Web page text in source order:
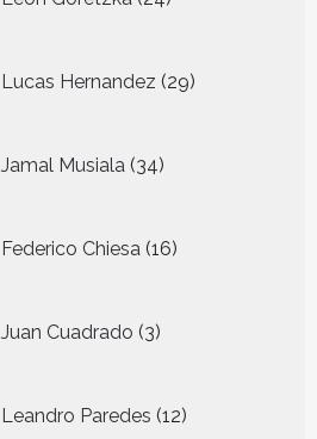
producten
Lucas Hernandez 29
producten
Jamal Musiala 34
producten
Federico Chiesa 16
producten
Juan Cuadrado 3
producten
Leandro Paredes 12
producten